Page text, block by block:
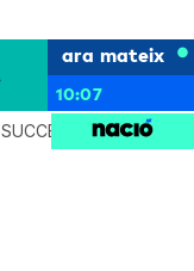
ara mateix
10:07
SUCCESSOS